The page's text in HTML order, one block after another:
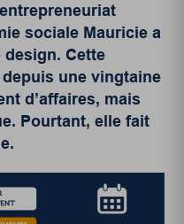
sociale Mauricie a
Cette
une vingtaine
d’affaires, mais
Pourtant, elle fait